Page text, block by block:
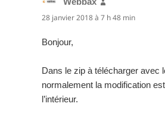
28 janvier 2018 à 7 h 48 min
Bonjour,
Dans le zip à télécharger avec
normalement la modification
l’intérieur.